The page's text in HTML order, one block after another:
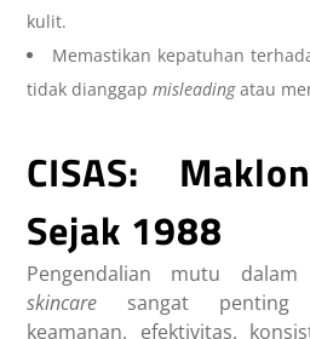
kulit.
Memastikan kepatuhan
tidak dianggapmisleadingatau
CISAS:
Sejak 1988
Pengendalian mutu
skincare sangat penting
keamanan, efektivitas,